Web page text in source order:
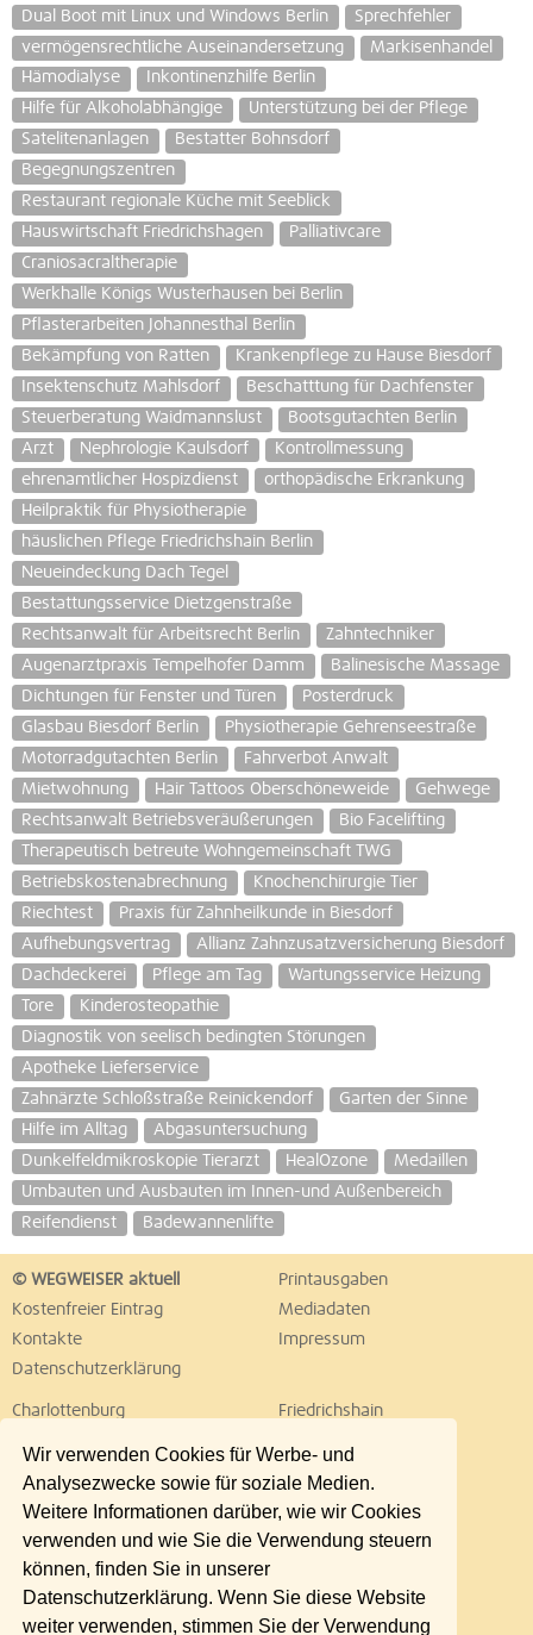
Wir verwenden Cookies für Werbe- und
Analysezwecke sowie für soziale Medien.
Weitere Informationen darüber, wie wir Cookies
verwenden und wie Sie die Verwendung steuern
können, finden Sie in unserer
Datenschutzerklärung. Wenn Sie diese Website
weiter verwenden, stimmen Sie der Verwendung
Dual Boot mit Linux und Windows Berlin
Sprechfehler
vermögensrechtliche Auseinandersetzung
Markisenhandel
Hämodialyse
Inkontinenzhilfe Berlin
Hilfe für Alkoholabhängige
Unterstützung bei der Pflege
Satelitenanlagen
Bestatter Bohnsdorf
Begegnungszentren
Restaurant regionale Küche mit Seeblick
Hauswirtschaft Friedrichshagen
Palliativcare
Craniosacraltherapie
Werkhalle Königs Wusterhausen bei Berlin
Pflasterarbeiten Johannesthal Berlin
Bekämpfung von Ratten
Krankenpflege zu Hause Biesdorf
Insektenschutz Mahlsdorf
Beschatttung für Dachfenster
Steuerberatung Waidmannslust
Bootsgutachten Berlin
Arzt
Nephrologie Kaulsdorf
Kontrollmessung
ehrenamtlicher Hospizdienst
orthopädische Erkrankung
Heilpraktik für Physiotherapie
häuslichen Pflege Friedrichshain Berlin
Neueindeckung Dach Tegel
Bestattungsservice Dietzgenstraße
Rechtsanwalt für Arbeitsrecht Berlin
Zahntechniker
Augenarztpraxis Tempelhofer Damm
Balinesische Massage
Dichtungen für Fenster und Türen
Posterdruck
Glasbau Biesdorf Berlin
Physiotherapie Gehrenseestraße
Motorradgutachten Berlin
Fahrverbot Anwalt
Mietwohnung
Hair Tattoos Oberschöneweide
Gehwege
Rechtsanwalt Betriebsveräußerungen
Bio Facelifting
Therapeutisch betreute Wohngemeinschaft TWG
Betriebskostenabrechnung
Knochenchirurgie Tier
Riechtest
Praxis für Zahnheilkunde in Biesdorf
Aufhebungsvertrag
Allianz Zahnzusatzversicherung Biesdorf
Dachdeckerei
Pflege am Tag
Wartungsservice Heizung
Tore
Kinderosteopathie
Diagnostik von seelisch bedingten Störungen
Apotheke Lieferservice
Zahnärzte Schloßstraße Reinickendorf
Garten der Sinne
Hilfe im Alltag
Abgasuntersuchung
Dunkelfeldmikroskopie Tierarzt
HealOzone
Medaillen
Umbauten und Ausbauten im Innen-und Außenbereich
Reifendienst
Badewannenlifte
© WEGWEISER aktuell
Printausgaben
Kostenfreier Eintrag
Mediadaten
Kontakte
Impressum
Datenschutzerklärung
Charlottenburg
Friedrichshain
Lichtenberg
Marzahn
Neukölln
Pankow
Reinickendorf
Schöneberg
Spandau
Steglitz